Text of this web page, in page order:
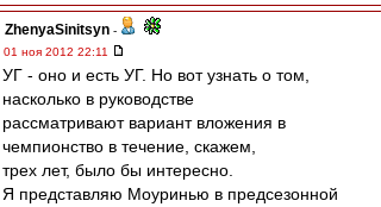
ZhenyaSinitsyn -
01 ноя 2012 22:11
УГ - оно и есть УГ. Но вот узнать о том,
насколько в руководстве
рассматривают вариант вложения в
чемпионство в течение, скажем,
трех лет, было бы интересно.
Я представляю Моуринью в предсезонной